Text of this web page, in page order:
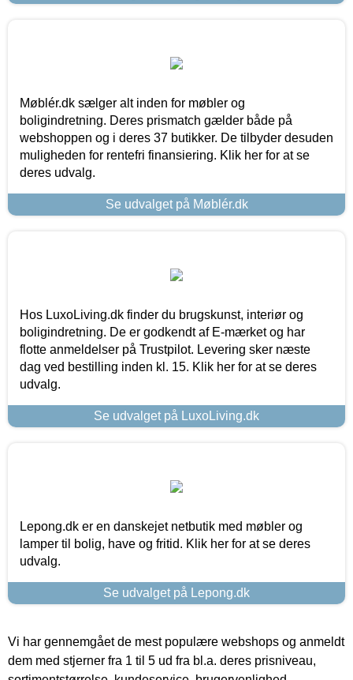
Møblér.dk sælger alt inden for møbler og
boligindretning. Deres prismatch gælder både på
webshoppen og i deres 37 butikker. De tilbyder desuden
muligheden for rentefri finansiering. Klik her for at se
deres udvalg.
Se udvalget på Møblér.dk
Hos LuxoLiving.dk finder du brugskunst, interiør og
boligindretning. De er godkendt af E-mærket og har
flotte anmeldelser på Trustpilot. Levering sker næste
dag ved bestilling inden kl. 15. Klik her for at se deres
udvalg.
Se udvalget på LuxoLiving.dk
Lepong.dk er en danskejet netbutik med møbler og
lamper til bolig, have og fritid. Klik her for at se deres
udvalg.
Se udvalget på Lepong.dk
Vi har gennemgået de mest populære webshops og anmeldt
dem med stjerner fra 1 til 5 ud fra bl.a. deres prisniveau,